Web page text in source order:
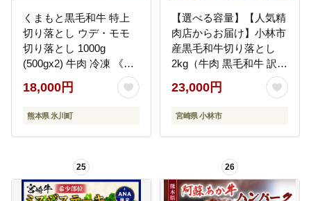
くまもと黒毛和牛 特上
切り落とし ウデ・モモ
切り落とし 1000g
(500gx2) 牛肉 冷凍 《30
日以内に出荷予定(土日
祝除く)》冷凍庫 個別 取
分け 小分け 個包装 モモ
しゃぶ すき焼き A5 A4--
18,000円
熊本県 氷川町
【選べる容量】【人気精
肉店からお届け】小林市
産黒毛和牛切り落とし
2kg（牛肉 黒毛和牛 訳あ
り 切り落とし 小間切れ
赤身 小分け）
23,000円
宮崎県 小林市
25 26